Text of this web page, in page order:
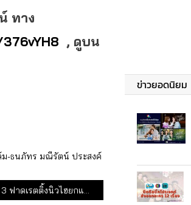
ทาง
, ดูบน
ม-ธนภัทร มณีรัตน์ ประสงค์
วิก 3 ฟาดเรตติ้งนิวไฮยกแผง
ข่าวยอดนิยม